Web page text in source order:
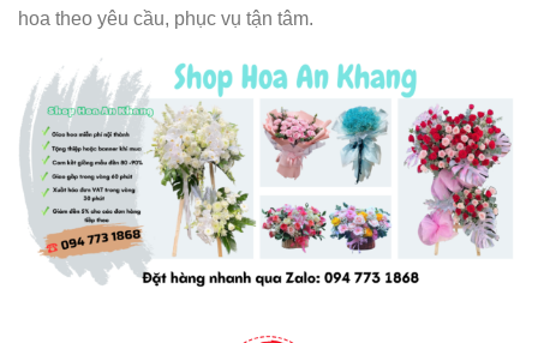
hoa theo yêu cầu, phục vụ tận tâm.